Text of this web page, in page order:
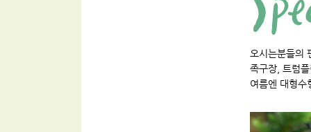
오시는분들의
족구장, 트럼
여름엔 대형수